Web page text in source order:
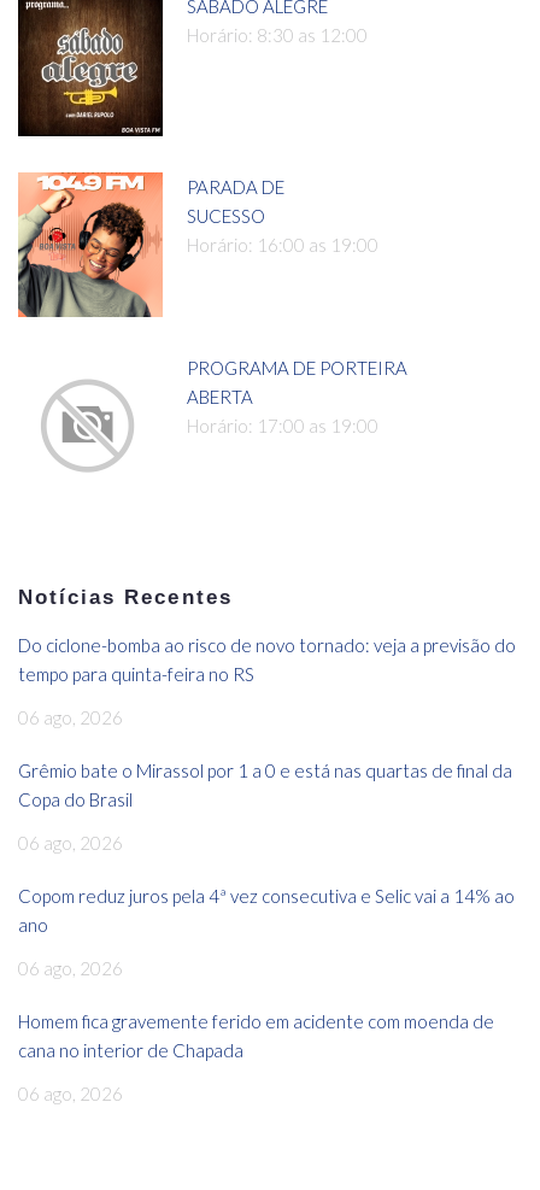
SÁBADO ALEGRE
Horário: 8:30 as 12:00
PARADA DE
SUCESSO
Horário: 16:00 as 19:00
PROGRAMA DE PORTEIRA
ABERTA
Horário: 17:00 as 19:00
Notícias Recentes
Do ciclone-bomba ao risco de novo tornado: veja a previsão do
tempo para quinta-feira no RS
06 ago, 2026
Grêmio bate o Mirassol por 1 a 0 e está nas quartas de final da
Copa do Brasil
06 ago, 2026
Copom reduz juros pela 4ª vez consecutiva e Selic vai a 14% ao
ano
06 ago, 2026
Homem fica gravemente ferido em acidente com moenda de
cana no interior de Chapada
06 ago, 2026